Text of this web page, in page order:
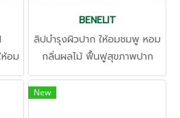
อม
BENELIT
ลิปบำรุงผิวปาก ให้อมชมพู หอม
กลิ่นผลไม้ ฟื้นฟูสุขภาพปาก
เติมเต็มร่องปาก ผลัดเซลล์ผิว
New